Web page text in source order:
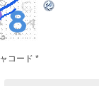
コード *